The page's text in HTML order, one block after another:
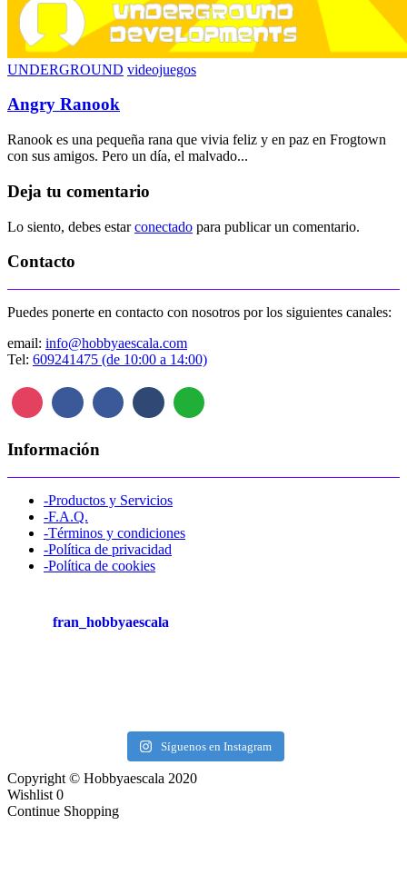
UNDERGROUND videojuegos
Angry Ranook
Ranook es una pequeña rana que vivia feliz y en paz en Frogtown
con sus amigos. Pero un día, el malvado...
Deja tu comentario
Lo siento, debes estarconectado para publicar un comentario.
Contacto
Puedes ponerte en contacto con nosotros por los siguientes canales:
email: info@hobbyaescala.com
Tel: 609241475 (de 10:00 a 14:00)
Información
-Productos y Servicios
-F.A.Q.
-Términos y condiciones
-Política de privacidad
-Política de cookies
fran_hobbyaescala
Síguenos en Instagram
Copyright © Hobbyaescala 2020
Wishlist 0
Continue Shopping